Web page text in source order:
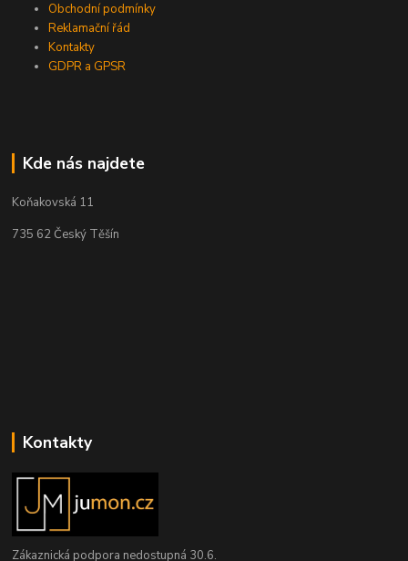
Obchodní podmínky
Reklamační řád
Kontakty
GDPR a GPSR
Kde nás najdete
Koňakovská 11
735 62 Český Těšín
Kontakty
Zákaznická podpora nedostupná 30.6.